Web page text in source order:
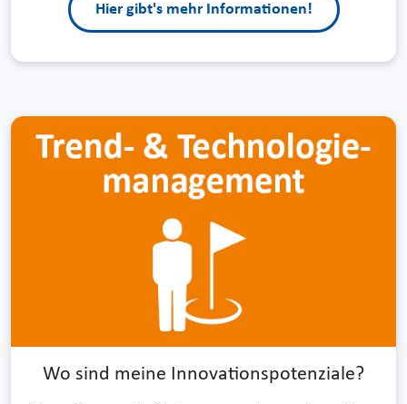
Hier gibt's mehr Informationen!
Wo sind meine Innovations­potenziale?